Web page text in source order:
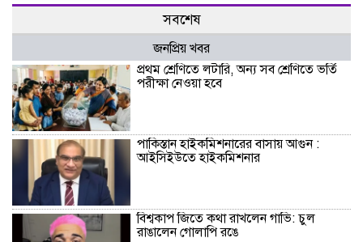
সবশেষ
জনপ্রিয় খবর
প্রথম শ্রেণিতে লটারি, অন্য সব শ্রেণিতে ভর্তি
পরীক্ষা নেওয়া হবে
পাকিস্তান হাইকমিশনারের বাসায় আগুন :
আইসিইউতে হাইকমিশনার
বিশ্বকাপ জিতে কথা রাখলেন গাভি: চুল
রাঙালেন গোলাপি রঙে